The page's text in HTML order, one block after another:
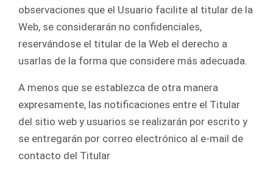
observaciones que el Usuario facilite al titular de la
Web, se considerarán no confidenciales,
reservándose el titular de la Web el derecho a
usarlas de la forma que considere más adecuada.
A menos que se establezca de otra manera
expresamente, las notificaciones entre el Titular
del sitio web y usuarios se realizarán por escrito y
se entregarán por correo electrónico al e-mail de
contacto del Titular